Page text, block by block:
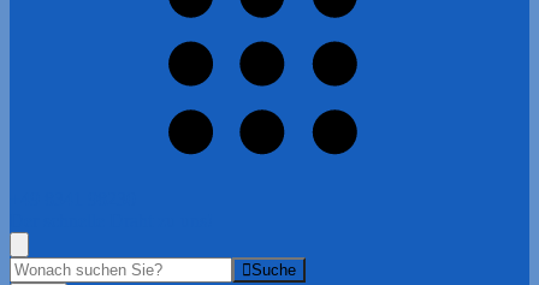
Suche